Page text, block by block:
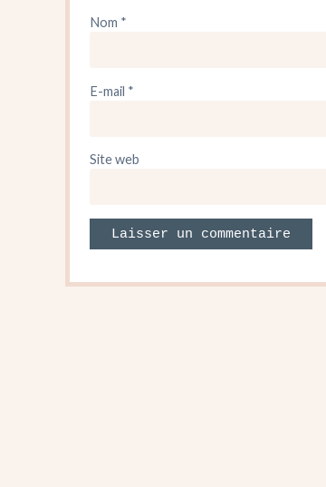
Nom *
E-mail *
Site web